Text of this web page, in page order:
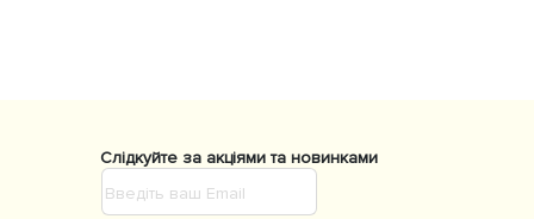
Слідкуйте за акціями та новинками